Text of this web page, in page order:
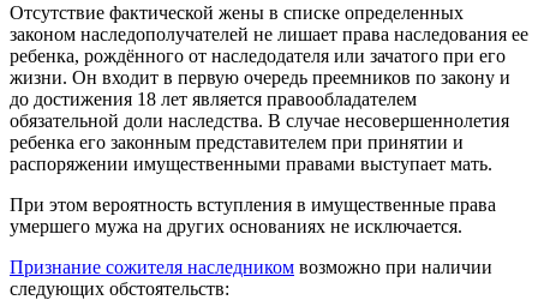
Отсутствие фактической жены в списке определенных
законом наследополучателей не лишает права наследования ее
ребенка, рождённого от наследодателя или зачатого при его
жизни. Он входит в первую очередь преемников по закону и
до достижения 18 лет является правообладателем
обязательной доли наследства. В случае несовершеннолетия
ребенка его законным представителем при принятии и
распоряжении имущественными правами выступает мать.
При этом вероятность вступления в имущественные права
умершего мужа на других основаниях не исключается.
Признание сожителя наследником возможно при наличии
следующих обстоятельств: